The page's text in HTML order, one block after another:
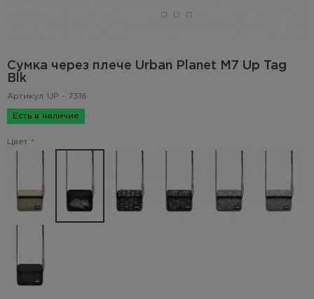
Сумка через плече Urban Planet M7 Up Tag
Blk
Артикул UP - 7316
Есть в наличие
Цвет